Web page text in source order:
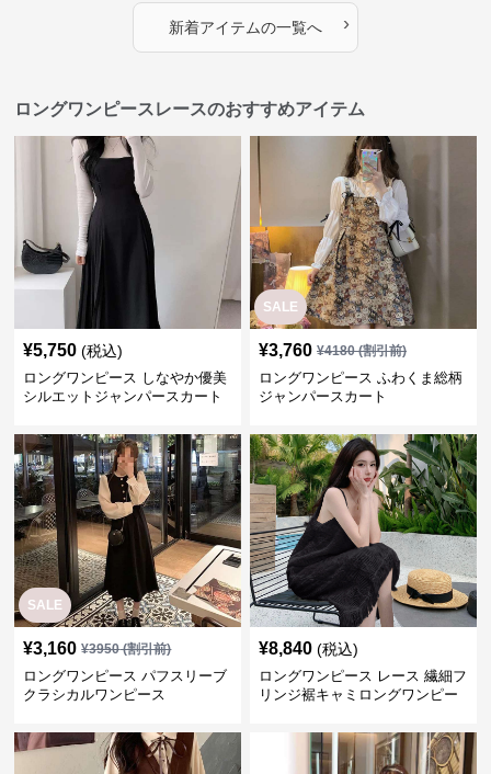
新着アイテムの一覧へ ›
ロングワンピースレースのおすすめアイテム
¥5,750 (税込)
ロングワンピース しなやか優美
シルエットジャンパースカート
SALE
¥3,760 ¥4180(割引前)
ロングワンピース ふわくま総柄
ジャンパースカート
SALE
¥3,160 ¥3950(割引前)
ロングワンピース パフスリーブ
クラシカルワンピース
¥8,840 (税込)
ロングワンピース レース 繊細フ
リンジ裾キャミロングワンピー